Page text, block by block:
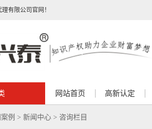
有限公司官网！
网站首页 高新认定
例 > 新闻中心 > 咨询栏目